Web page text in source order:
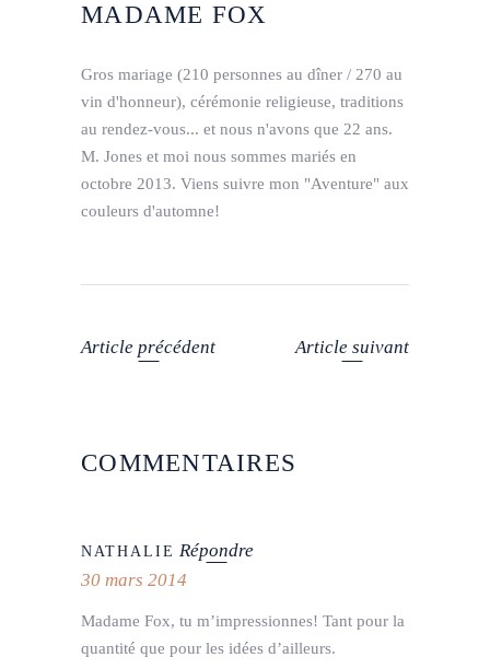
MADAME FOX
Gros mariage (210 personnes au dîner / 270 au
vin d'honneur), cérémonie religieuse, traditions
au rendez-vous... et nous n'avons que 22 ans.
M. Jones et moi nous sommes mariés en
octobre 2013. Viens suivre mon "Aventure" aux
couleurs d'automne!
Article précédent Article suivant
COMMENTAIRES
NATHALIE Répondre
30 mars 2014
Madame Fox, tu m’impressionnes! Tant pour la
quantité que pour les idées d’ailleurs.